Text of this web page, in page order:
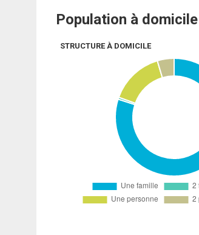
Population à domicile
STRUCTURE À DOMICILE